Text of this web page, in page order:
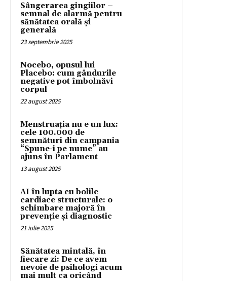
Sângerarea gingiilor –
semnal de alarmă pentru
sănătatea orală și
generală
23 septembrie 2025
Nocebo, opusul lui
Placebo: cum gândurile
negative pot îmbolnăvi
corpul
22 august 2025
Menstruația nu e un lux:
cele 100.000 de
semnături din campania
“Spune-i pe nume” au
ajuns în Parlament
13 august 2025
AI în lupta cu bolile
cardiace structurale: o
schimbare majoră în
prevenție și diagnostic
21 iulie 2025
Sănătatea mintală, în
fiecare zi: De ce avem
nevoie de psihologi acum
mai mult ca oricând